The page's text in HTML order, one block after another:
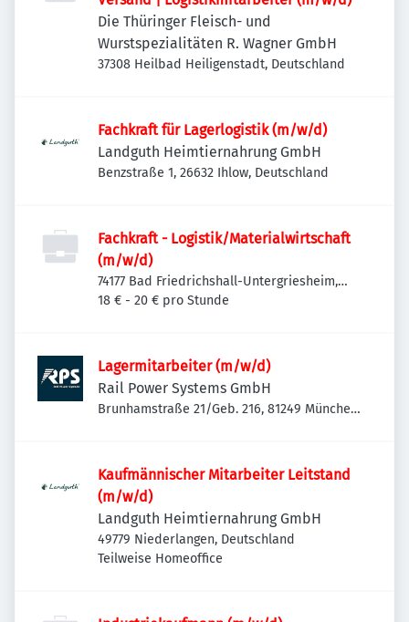
Die Thüringer Fleisch- und
Wurstspezialitäten R. Wagner GmbH
37308 Heilbad Heiligenstadt, Deutschland
Fachkraft für Lagerlogistik (m/w/d)
Landguth Heimtiernahrung GmbH
Benzstraße 1, 26632 Ihlow, Deutschland
Fachkraft - Logistik/Materialwirtschaft
(m/w/d)
74177 Bad Friedrichshall-Untergriesheim,
Deutschland
18 € - 20 € pro Stunde
Lagermitarbeiter (m/w/d)
Rail Power Systems GmbH
Brunhamstraße 21/Geb. 216, 81249 München-
Kaufmännischer Mitarbeiter Leitstand
(m/w/d)
Landguth Heimtiernahrung GmbH
49779 Niederlangen, Deutschland
Teilweise Homeoffice